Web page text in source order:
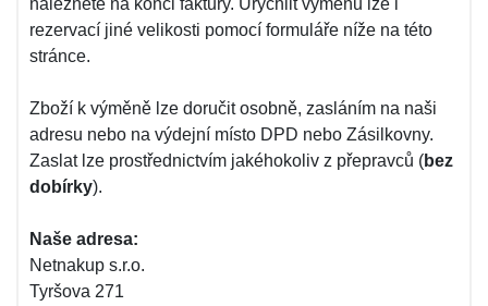
naleznete na konci faktury. Urychlit výměnu lze i
rezervací jiné velikosti pomocí formuláře níže na této
stránce.
Zboží k výměně lze doručit osobně, zasláním na naši
adresu nebo na výdejní místo DPD nebo Zásilkovny.
Zaslat lze prostřednictvím jakéhokoliv z přepravců (bez
dobírky).
Naše adresa:
Netnakup s.r.o.
Tyršova 271